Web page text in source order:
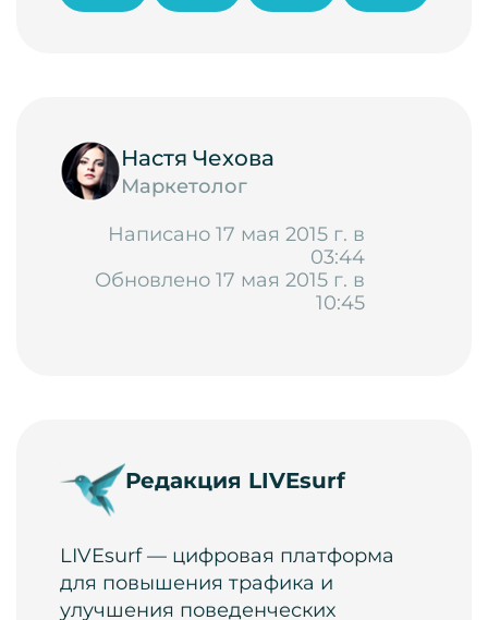
Настя Чехова
Маркетолог
Написано 17 мая 2015 г. в
03:44
Обновлено 17 мая 2015 г. в
10:45
Редакция LIVEsurf
LIVEsurf — цифровая платформа
для повышения трафика и
улучшения поведенческих